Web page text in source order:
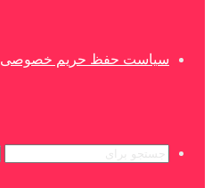
سیاست حفظ حریم خصوصی